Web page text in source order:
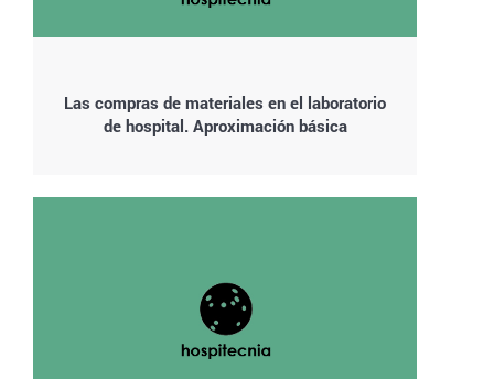
Las compras de materiales en el laboratorio
de hospital. Aproximación básica